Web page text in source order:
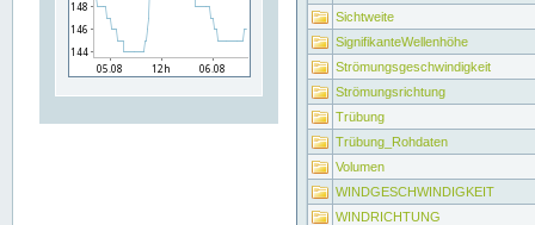
Sichtweite
SignifikanteWellenhöhe
Strömungsgeschwindigkeit
Strömungsrichtung
Trübung
Trübung_Rohdaten
Volumen
WINDGESCHWINDIGKEIT
WINDRICHTUNG